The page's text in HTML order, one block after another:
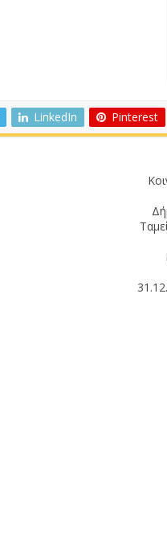
LinkedIn Pinterest